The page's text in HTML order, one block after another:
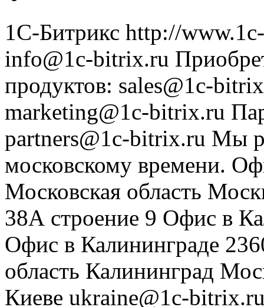
1С-Битрикс http://
info@1c-bitrix.ru
продуктов: sales@1c-
marketing@1c-bitrix.ru
partners@1c-bitrix.ru Мы
московскому времени.
Московская область
38А строение 9 Офис в
Офис в Калининграде
область Калининград
Киеве ukraine@1c-